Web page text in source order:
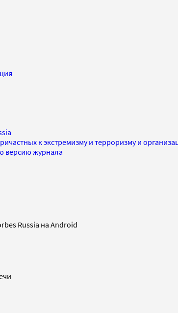
к экстремизму и терроризму и
версию журнала
Russia на Android